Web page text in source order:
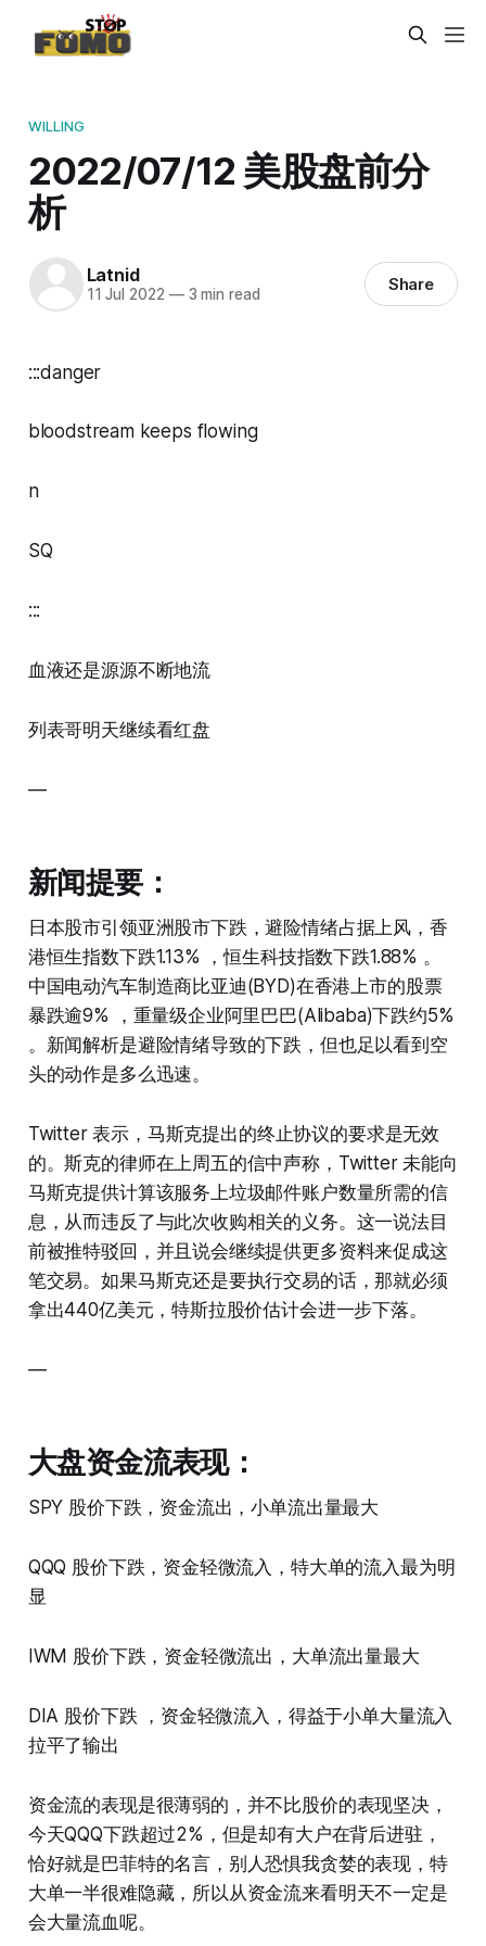
WILLING
2022/07/12 美股盘前分
析
Latnid
11 Jul 2022 —3 min read Share
:::danger
bloodstream keeps flowing
n
SQ
:::
血液还是源源不断地流
列表哥明天继续看红盘
—
新闻提要：
日本股市引领亚洲股市下跌，避险情绪占据上风，香
港恒生指数下跌1.13% ，恒生科技指数下跌1.88% 。
中国电动汽车制造商比亚迪(BYD)在香港上市的股票
暴跌逾9% ，重量级企业阿里巴巴(Alibaba)下跌约5%
。新闻解析是避险情绪导致的下跌，但也足以看到空
头的动作是多么迅速。
Twitter 表示，马斯克提出的终止协议的要求是无效
的。斯克的律师在上周五的信中声称，Twitter 未能向
马斯克提供计算该服务上垃圾邮件账户数量所需的信
息，从而违反了与此次收购相关的义务。这一说法目
前被推特驳回，并且说会继续提供更多资料来促成这
笔交易。如果马斯克还是要执行交易的话，那就必须
拿出440亿美元，特斯拉股价估计会进一步下落。
—
大盘资金流表现：
SPY 股价下跌，资金流出，小单流出量最大
QQQ 股价下跌，资金轻微流入，特大单的流入最为明
显
IWM 股价下跌，资金轻微流出，大单流出量最大
DIA 股价下跌 ，资金轻微流入，得益于小单大量流入
拉平了输出
资金流的表现是很薄弱的，并不比股价的表现坚决，
今天QQQ下跌超过2%，但是却有大户在背后进驻，
恰好就是巴菲特的名言，别人恐惧我贪婪的表现，特
大单一半很难隐藏，所以从资金流来看明天不一定是
会大量流血呢。